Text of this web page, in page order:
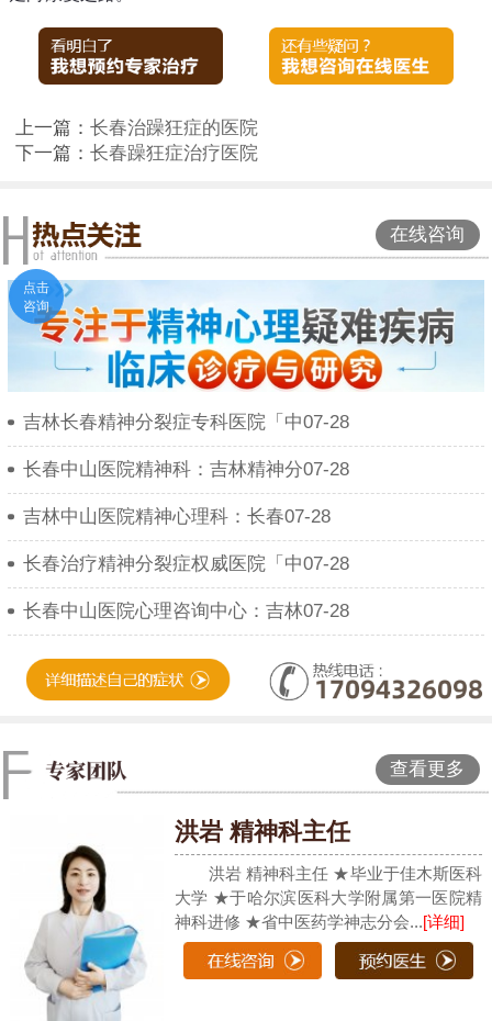
上一篇： 长春治躁狂症的医院
下一篇： 长春躁狂症治疗医院
在线咨询
吉林长春精神分裂症专科医院「中07-28
长春中山医院精神科：吉林精神分07-28
吉林中山医院精神心理科：长春07-28
长春治疗精神分裂症权威医院「中07-28
长春中山医院心理咨询中心：吉林07-28
查看更多
洪岩 精神科主任
洪岩 精神科主任 ★毕业于佳木斯医科
大学 ★于哈尔滨医科大学附属第一医院精
神科进修 ★省中医药学神志分会...[详细]
点击
咨询